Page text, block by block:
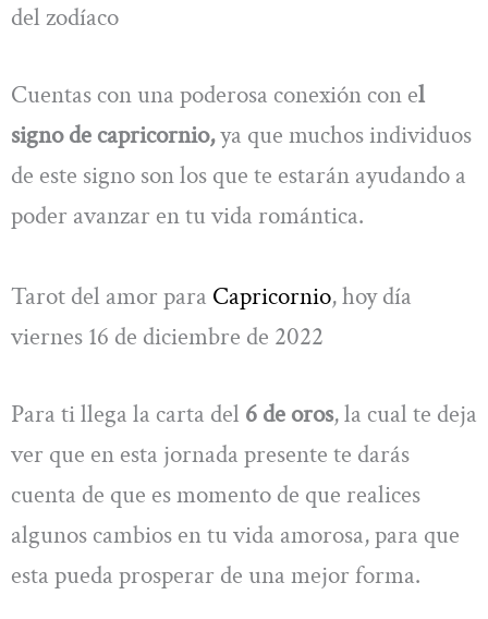
del zodíaco
Cuentas con una poderosa conexión con el
signo de capricornio,ya que muchos individuos
de este signo son los que te estarán ayudando a
poder avanzar en tu vida romántica.
Tarot del amor para Capricornio, hoy día
viernes 16 de diciembre de 2022
Para ti llega la carta del 6 de oros, la cual te deja
ver que en esta jornada presente te darás
cuenta de que es momento de que realices
algunos cambios en tu vida amorosa, para que
esta pueda prosperar de una mejor forma.